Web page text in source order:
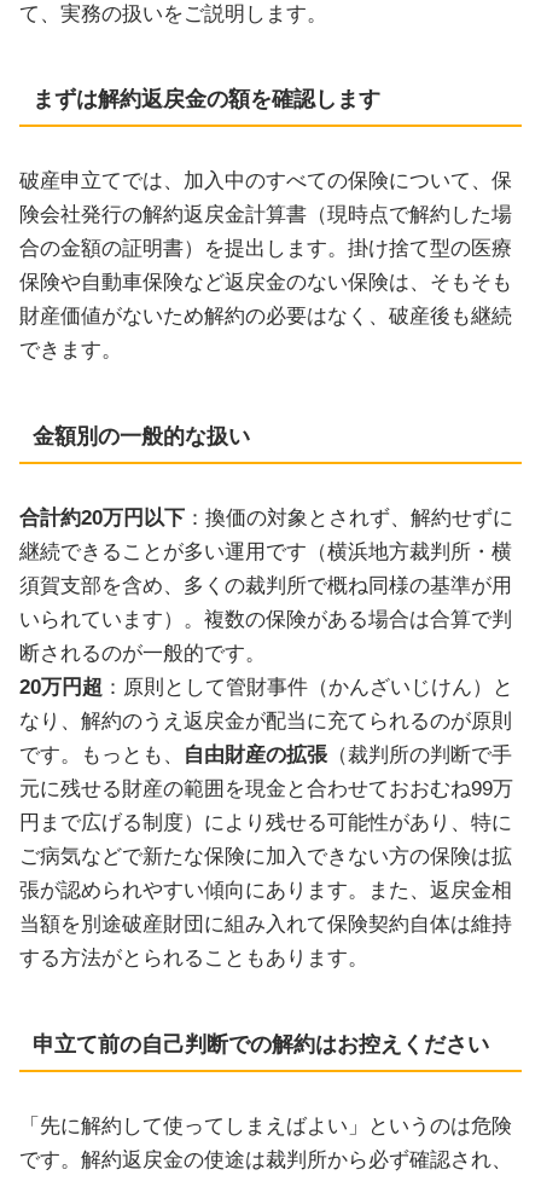
て、実務の扱いをご説明します。
まずは解約返戻金の額を確認します
破産申立てでは、加入中のすべての保険について、保
険会社発行の解約返戻金計算書（現時点で解約した場
合の金額の証明書）を提出します。掛け捨て型の医療
保険や自動車保険など返戻金のない保険は、そもそも
財産価値がないため解約の必要はなく、破産後も継続
できます。
金額別の一般的な扱い
合計約20万円以下：換価の対象とされず、解約せずに
継続できることが多い運用です（横浜地方裁判所・横
須賀支部を含め、多くの裁判所で概ね同様の基準が用
いられています）。複数の保険がある場合は合算で判
断されるのが一般的です。
20万円超 ：原則として管財事件（かんざいじけん）と
なり、解約のうえ返戻金が配当に充てられるのが原則
です。もっとも、
自由財産の拡張（裁判所の判断で手
元に残せる財産の範囲を現金と合わせておおむね99万
円まで広げる制度）により残せる可能性があり、特に
ご病気などで新たな保険に加入できない方の保険は拡
張が認められやすい傾向にあります。また、返戻金相
当額を別途破産財団に組み入れて保険契約自体は維持
する方法がとられることもあります。
申立て前の自己判断での解約はお控えください
「先に解約して使ってしまえばよい」というのは危険
です。解約返戻金の使途は裁判所から必ず確認され、